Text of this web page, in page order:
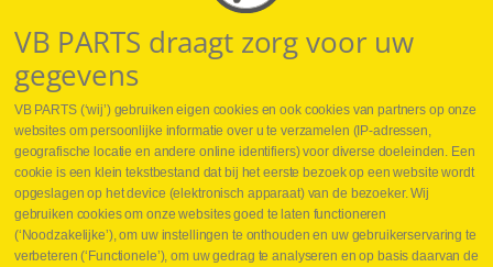
Webshop
Nieuws
Jobs
Contact
VB PARTS draagt zorg voor uw
gegevens
VB PARTS (‘wij’) gebruiken eigen cookies en ook cookies van partners op onze
websites om persoonlijke informatie over u te verzamelen (IP-adressen,
geografische locatie en andere online identifiers) voor diverse doeleinden. Een
cookie is een klein tekstbestand dat bij het eerste bezoek op een website wordt
opgeslagen op het device (elektronisch apparaat) van de bezoeker. Wij
gebruiken cookies om onze websites goed te laten functioneren
(‘Noodzakelijke’), om uw instellingen te onthouden en uw gebruikerservaring te
verbeteren (‘Functionele’), om uw gedrag te analyseren en op basis daarvan de